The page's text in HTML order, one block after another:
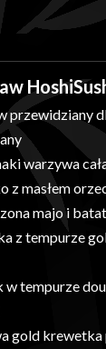
przewidziany
warzywa
z masłem
majo i
z tempurze
tempurze
gold krewetka